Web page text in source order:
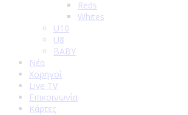
Reds
Whites
U10
U8
BABY
Νέα
Χορηγοί
Live TV
Επικοινωνία
Κάρτες